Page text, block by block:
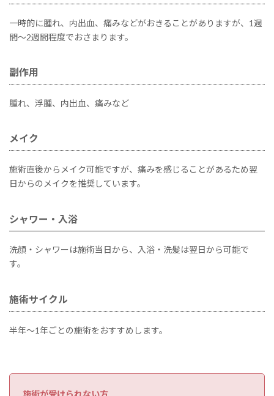
一時的に腫れ、内出血、痛みなどがおきることがありますが、1週
間～2週間程度でおさまります。
副作用
腫れ、浮腫、内出血、痛みなど
メイク
施術直後からメイク可能ですが、痛みを感じることがあるため翌
日からのメイクを推奨しています。
シャワー・入浴
洗顔・シャワーは施術当日から、入浴・洗髪は翌日から可能で
す。
施術サイクル
半年～1年ごとの施術をおすすめします。